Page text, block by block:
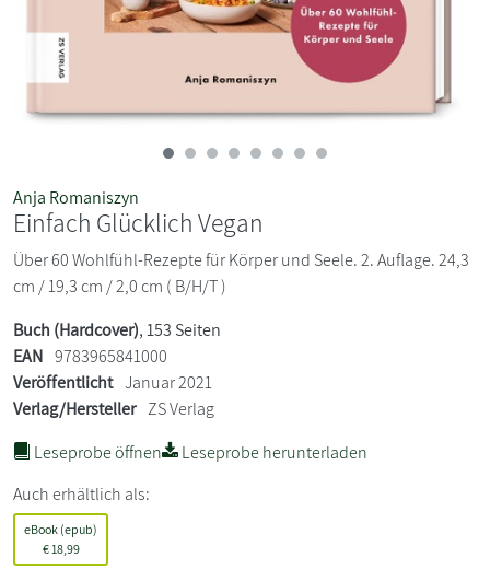
Anja Romaniszyn
Einfach Glücklich Vegan
Über 60 Wohlfühl-Rezepte für Körper und Seele. 2. Auflage. 24,3
cm / 19,3 cm / 2,0 cm ( B/H/T )
Buch (Hardcover), 153 Seiten
EAN 9783965841000
Veröffentlicht Januar 2021
Verlag/Hersteller ZS Verlag
Leseprobe öffnen
Leseprobe herunterladen
Auch erhältlich als:
eBook (epub)
€18,99